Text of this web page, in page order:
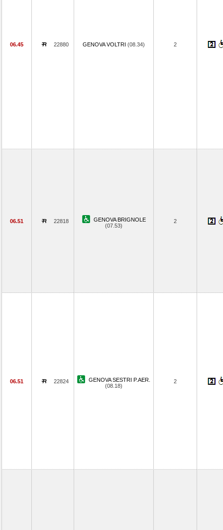
06.45 22880 GENOVA VOLTRI (08.34) 2
06.51 22818
GENOVA BRIGNOLE
(07.53)
2
06.51 22824
GENOVA SESTRI P.AER.
(08.18)
2